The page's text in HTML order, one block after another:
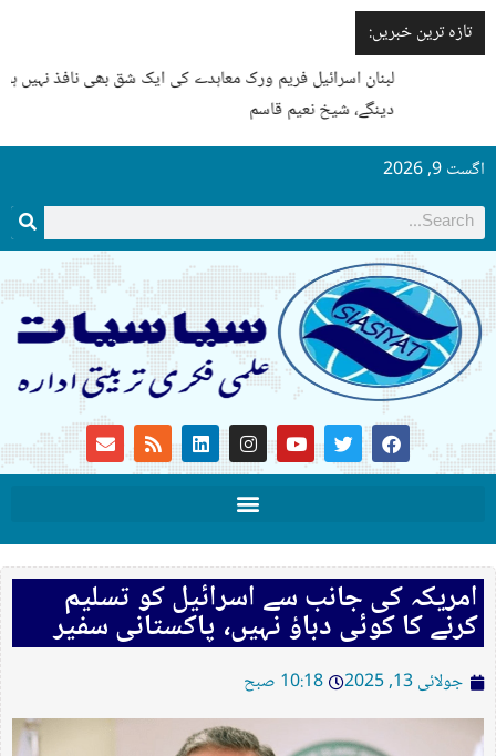
تازہ ترین خبریں:
لبنان اسرائیل فریم ورک معاہدے کی ایک شق بھی نافذ نہیں ہونے
دینگے، شیخ نعیم قاسم
اگست 9, 2026
امریکہ کی جانب سے اسرائیل کو تسلیم
کرنے کا کوئی دباؤ نہیں، پاکستانی سفیر
جولائی 13, 2025 10:18 صبح